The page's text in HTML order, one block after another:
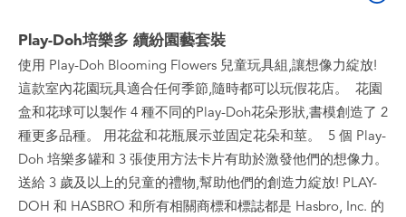
Play-Doh培樂多 續紛園藝套裝
使用 Play-Doh Blooming Flowers 兒童玩具組,讓想像力綻放!
這款室內花園玩具適合任何季節,隨時都可以玩假花店。 ​ 花園
盒和花球可以製作 4 種不同的Play-Doh花朵形狀,書模創造了 2
種更多品種。 用花盆和花瓶展示並固定花朵和莖。 ​ 5 個 Play-
Doh 培樂多罐和 3 張使用方法卡片有助於激發他們的想像力。
送給 3 歲及以上的兒童的禮物,幫助他們的創造力綻放! PLAY-
DOH 和 HASBRO 和所有相關商標和標誌都是 Hasbro, Inc. 的